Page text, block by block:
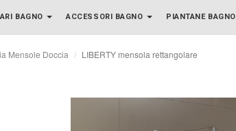
BAGNO ACCESSORI BAGNO PIANTANE BAGNO
Mensole Doccia LIBERTY mensola rettangolare